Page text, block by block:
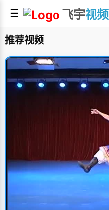
☰ 飞宇视频
推荐视频